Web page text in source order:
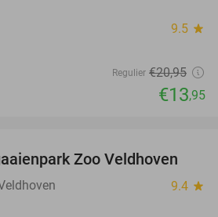
9.5 star
Regulier €20,95
€13,95
26%
Zoo Veldhoven
9.4 star